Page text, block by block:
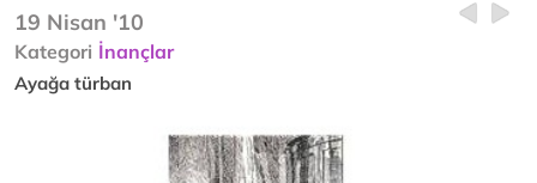
19 Nisan '10
Kategori İnançlar
Ayağa türban